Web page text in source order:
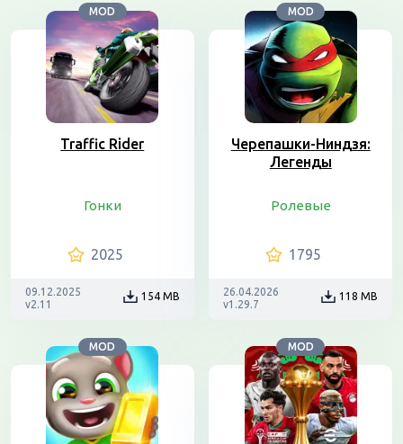
MOD
Traffic Rider
Гонки
2025
09.12.2025
v2.11
154 MB
MOD
Черепашки-Ниндзя:
Легенды
Ролевые
1795
26.04.2026
v1.29.7
118 MB
MOD MOD